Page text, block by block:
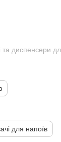
та диспенсери
для напоїв